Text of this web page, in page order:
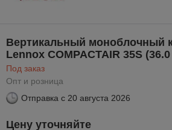
Вертикальный моноблочный
Lennox COMPACTAIR 35S
Под заказ
Опт и розница
Отправка с 20 августа 2026
Цену уточняйте